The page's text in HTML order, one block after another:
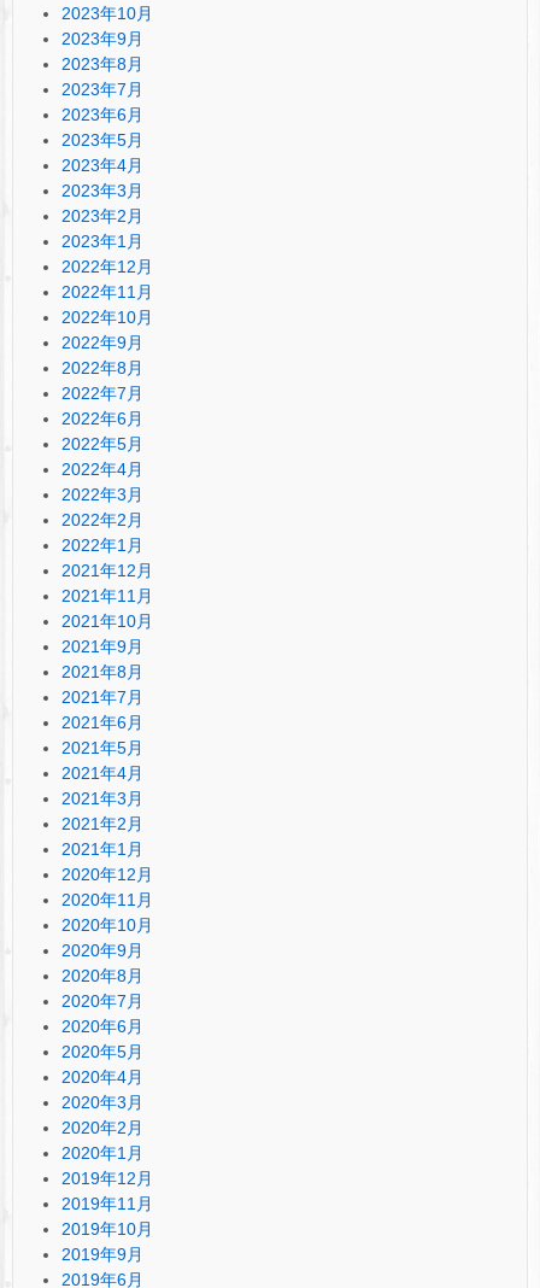
2023年10月
2023年9月
2023年8月
2023年7月
2023年6月
2023年5月
2023年4月
2023年3月
2023年2月
2023年1月
2022年12月
2022年11月
2022年10月
2022年9月
2022年8月
2022年7月
2022年6月
2022年5月
2022年4月
2022年3月
2022年2月
2022年1月
2021年12月
2021年11月
2021年10月
2021年9月
2021年8月
2021年7月
2021年6月
2021年5月
2021年4月
2021年3月
2021年2月
2021年1月
2020年12月
2020年11月
2020年10月
2020年9月
2020年8月
2020年7月
2020年6月
2020年5月
2020年4月
2020年3月
2020年2月
2020年1月
2019年12月
2019年11月
2019年10月
2019年9月
2019年6月